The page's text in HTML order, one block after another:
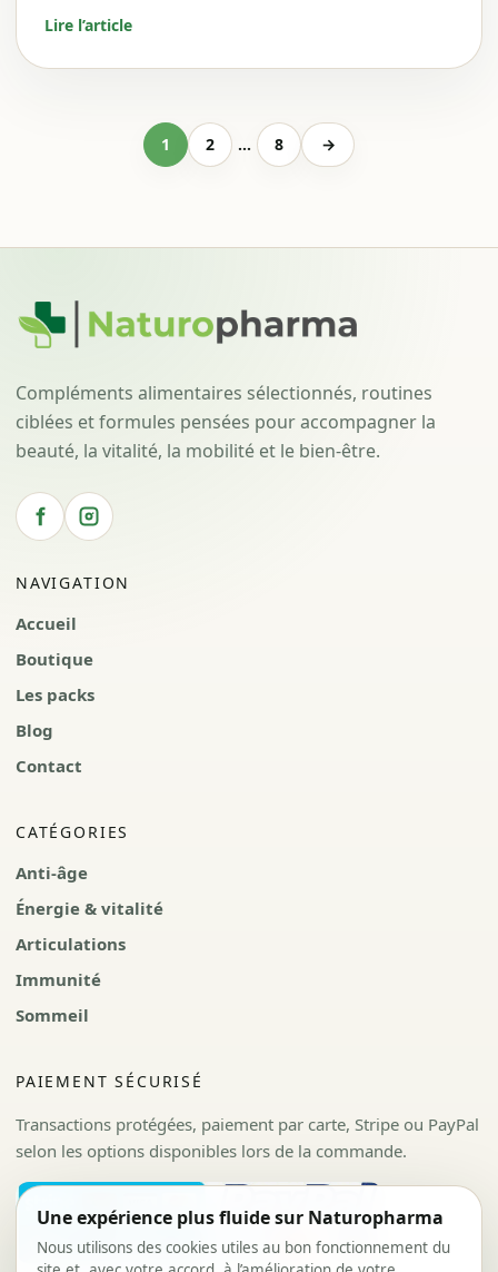
Lire l’article
1 2 … 8 →
Compléments alimentaires sélectionnés, routines
ciblées et formules pensées pour accompagner la
beauté, la vitalité, la mobilité et le bien-être.
NAVIGATION
Accueil
Boutique
Les packs
Blog
Contact
CATÉGORIES
Anti-âge
Énergie & vitalité
Articulations
Immunité
Sommeil
PAIEMENT SÉCURISÉ
Transactions protégées, paiement par carte, Stripe ou PayPal
selon les options disponibles lors de la commande.
Une expérience plus fluide sur Naturopharma
Nous utilisons des cookies utiles au bon fonctionnement du